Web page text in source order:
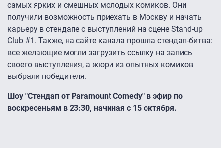
самых ярких и смешных молодых комиков. Они
получили возможность приехать в Москву и начать
карьеру в стендапе с выступлений на сцене Stand-up
Club #1. Также, на сайте канала прошла стендап-битва:
все желающие могли загрузить ссылку на запись
своего выступления, а жюри из опытных комиков
выбрали победителя.
Шоу "Стендап от Paramount Comedy" в эфир по
воскресеньям в 23:30, начиная с 15 октября.